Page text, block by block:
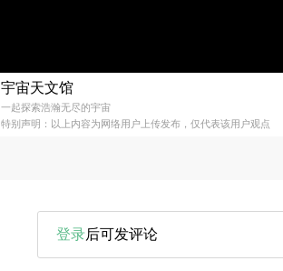
宇宙天文馆
一起探索浩瀚无尽的宇宙
特别声明：以上内容为网络用户上传发布，仅代表该用户观点
登录后可发评论